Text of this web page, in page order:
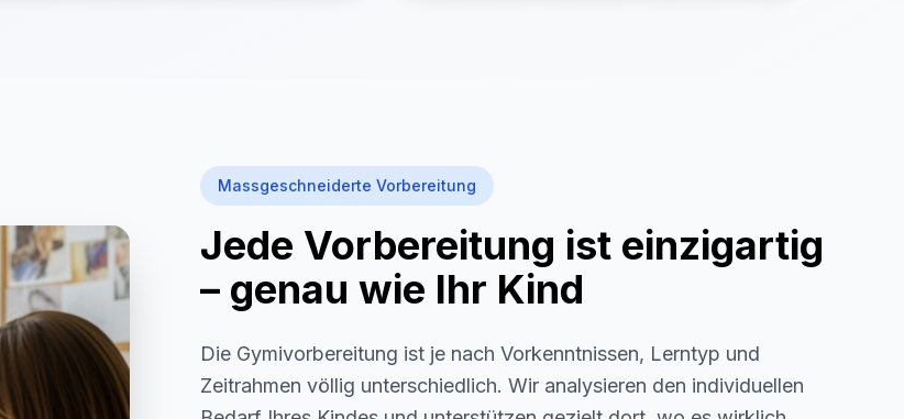
Massgeschneiderte Vorbereitung
Jede Vorbereitung ist einzigartig
– genau wie Ihr Kind
Die Gymivorbereitung ist je nach Vorkenntnissen, Lerntyp und
Zeitrahmen völlig unterschiedlich. Wir analysieren den individuellen